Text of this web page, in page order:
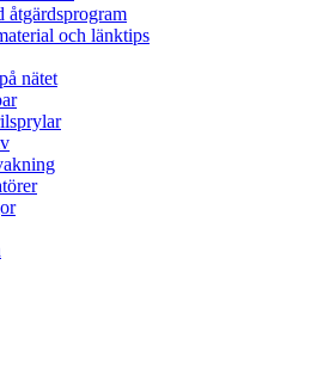
åtgärdsprogram
och länktips
nätet